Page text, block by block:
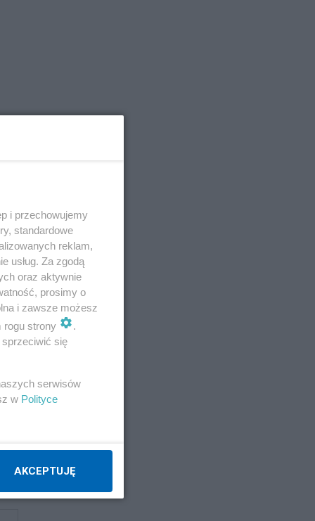
i przechowujemy
standardowe
reklam,
usług. Za zgodą
oraz aktywnie
prosimy o
i zawsze możesz
rogu strony
.
się
serwisów
w Polityce
AKCEPTUJĘ